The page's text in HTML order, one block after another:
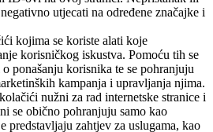
utjecati na određene značajke i
kojima se koriste alati koje
korisničkog iskustva. Pomoću tih se
ponašanju korisnika te se pohranjuju
kampanja i upravljanja njima.
nužni za rad internetske stranice i
se obično pohranjuju samo kao
predstavljaju zahtjev za uslugama, kao